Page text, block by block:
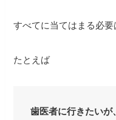
すべてに当てはまる必要
たとえば
歯医者に行きたいが、